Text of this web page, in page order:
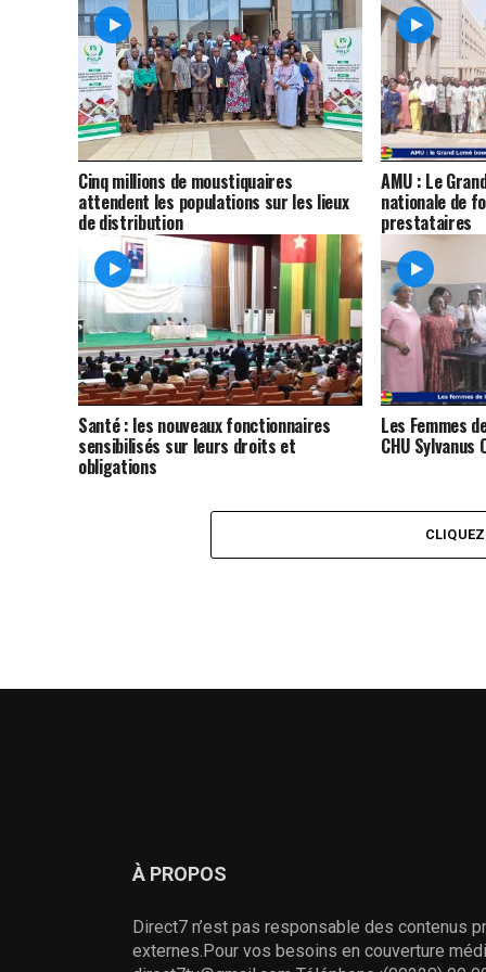
Cinq millions de moustiquaires
attendent les populations sur les lieux
de distribution
AMU : Le
nationale de
prestataires
Santé : les nouveaux fonctionnaires
sensibilisés sur leurs droits et
obligations
Les Femmes
CHU Sylvanus
À PROPOS
Direct7 n’est pas responsable des contenus
externes.Pour vos besoins en couverture